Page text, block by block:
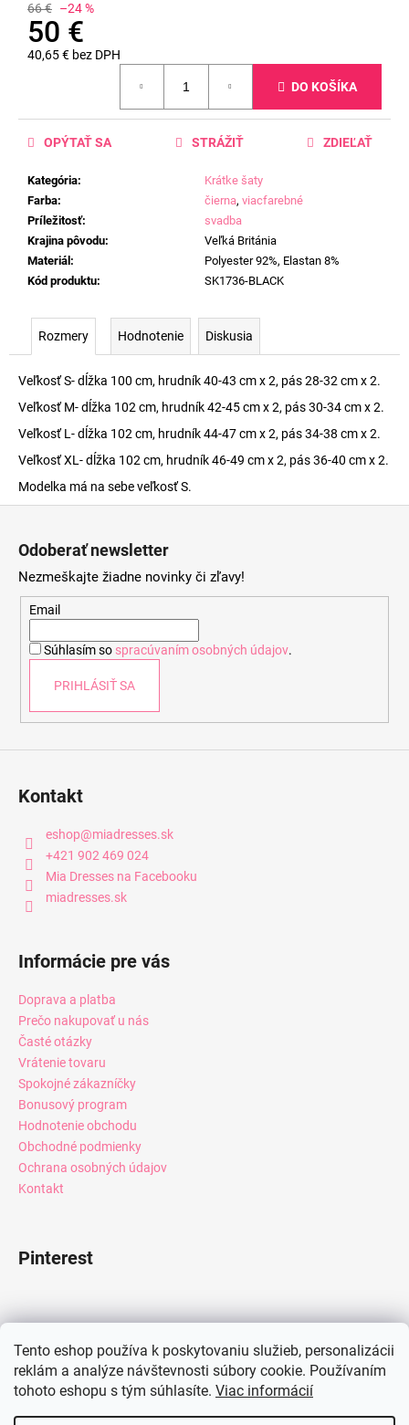
Tento eshop používa k poskytovaniu služieb, personalizácii
reklám a analýze návštevnosti súbory cookie. Používaním
tohoto eshopu s tým súhlasíte. Viac informácií
66 € –24 %
50 €
40,65 € bez DPH
DO KOŠÍKA
Kategória:
Krátke šaty
Farba: čierna, viacfarebné
Príležitosť:
svadba
Krajina pôvodu:
Veľká Británia
Materiál :
Polyester 92%, Elastan 8%
Kód produktu: SK1736-BLACK
OPÝTAŤ SA STRÁŽIŤ ZDIEĽAŤ
Rozmery Hodnotenie Diskusia
Veľkosť S- dĺžka 100 cm, hrudník 40-43 cm x 2, pás 28-32 cm x 2.
Veľkosť M- dĺžka 102 cm, hrudník 42-45 cm x 2, pás 30-34 cm x 2.
Veľkosť L- dĺžka 102 cm, hrudník 44-47 cm x 2, pás 34-38 cm x 2.
Veľkosť XL- dĺžka 102 cm, hrudník 46-49 cm x 2, pás 36-40 cm x 2.
Modelka má na sebe veľkosť S.
Odoberať newsletter
Nezmeškajte žiadne novinky či zľavy!
Email
Súhlasím so spracúvaním osobných údajov.
PRIHLÁSIŤ SA
Kontakt
eshop@miadresses.sk
+421 902 469 024
Mia Dresses na Facebooku
miadresses.sk
Informácie pre vás
Doprava a platba
Prečo nakupovať u nás
Časté otázky
Vrátenie tovaru
Spokojné zákazníčky
Bonusový program
Hodnotenie obchodu
Obchodné podmienky
Ochrana osobných údajov
Kontakt
Pinterest
Instagram